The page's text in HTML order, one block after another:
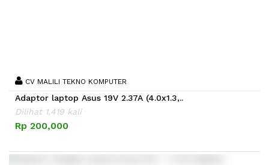
CV MALILI TEKNO KOMPUTER
Adaptor laptop Asus 19V 2.37A (4.0x1.3,..
Dilihat 1,419 kali
Rp 200,000